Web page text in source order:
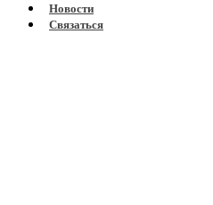
Новости
Связаться